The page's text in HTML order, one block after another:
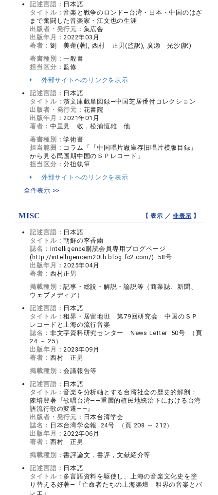
記述言語： 日本語
タイトル：音楽と戦争のロンド―台湾・日本・中国のはざ
まで奮闘した音楽家・江文也の生涯
出版者・発行元： 集広舎
出版年月：2022年03月
著者： 劉 美蓮(著), 西村 正男(監訳), 廣瀬 光沙(訳)
著書種別：一般書
担当区分： 監修
外部サイトへのリンクを表示
記述言語： 日本語
タイトル：濱文庫戯単図録―中国芝居番付コレクション
出版者・発行元： 花書院
出版年月：2021年01月
著者： 中里見 敬，松浦恆雄 他
著書種別：学術書
担当範囲： コラム「『中国唱片廠庫存旧唱片模版目録』
から見る民国期中国のＳＰレコード」
担当区分：分担執筆
外部サイトへのリンクを表示
全件表示 >>
MISC 【 表示 ／非表示 】
記述言語： 日本語
タイトル：朝鮮の李香蘭
誌名： Intelligence購読会員専用ブログページ
(http://intelligencem20th.blog.fc2.com/) 58号
出版年月：2025年04月
著者： 西村正男
掲載種別：記事・総説・解説・論説等（商業誌、新聞、
ウェブメディア）
記述言語： 日本語
タイトル：租界・居留地班 第79回研究会 中国のＳＰ
レコードと上海の流行音楽
誌名： 非文字資料研究センター News Letter 50号 （頁
24 ～ 25）
出版年月：2023年09月
著者： 西村 正男
掲載種別：会議報告等
記述言語： 日本語
タイトル：音楽を分析軸とする台湾社会の歴史的解剖：
陳培豊著『歌唱台湾――重層的植民地統治下における台湾
語流行歌の変遷――』
出版者・発行元： 日本台湾学会
誌名： 日本台湾学会報 24号 （頁 208 ～ 212）
出版年月：2022年06月
著者： 西村 正男
掲載種別：書評論文，書評，文献紹介等
記述言語： 日本語
タイトル： 多言語資料を駆使し、上海の音楽文化史を塗
り替える好著―『亡命者たちの上海楽壇 租界の音楽とバ
レエ』